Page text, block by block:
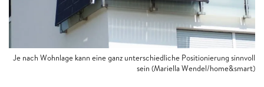
Je nach Wohnlage kann eine ganz unterschiedliche Positionierung sinnvoll
sein (Mariella Wendel/home&smart)